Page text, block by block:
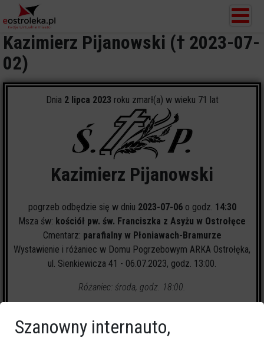
Kazimierz Pijanowski († 2023-07-
02)
Dnia 2 lipca 2023 roku zmarł(a) w wieku 71 lat
Kazimierz Pijanowski
pogrzeb odbędzie się w dniu 2023-07-06o godz. 14:30
Msza św: kościół pw. św. Franciszka z Asyżu w Ostrołęce
Cmentarz: parafialny w Płoniawach-Bramurze
Wystawienie i różaniec w Domu Pogrzebowym ARKA Ostrołęka,
ul. Sienkiewicza 41 - 06.07.2023, godz. 13:00.
Różaniec: środa, godz. 18:00.
Szanowny internauto,